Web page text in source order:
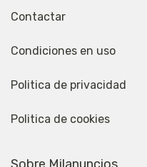
Contactar
Condiciones en uso
Politica de privacidad
Politica de cookies
Sobre Milanuncios